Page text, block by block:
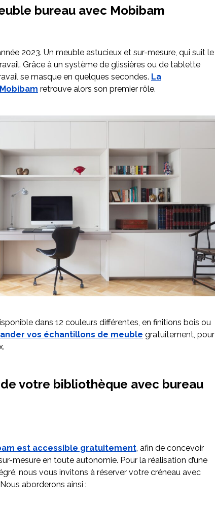
bureau avec Mobibam
2023. Un meuble astucieux et sur-mesure, qui suit le
Grâce à un système de glissières ou de tablette
se masque en quelques secondes. La
retrouve alors son premier rôle.
dans 12 couleurs différentes, en finitions bois ou
vos échantillons de meuble gratuitement, pour
votre bibliothèque avec bureau
est accessible gratuitement, afin de concevoir
mesure en toute autonomie. Pour la réalisation d’une
nous vous invitons à réserver votre créneau avec
aborderons ainsi :